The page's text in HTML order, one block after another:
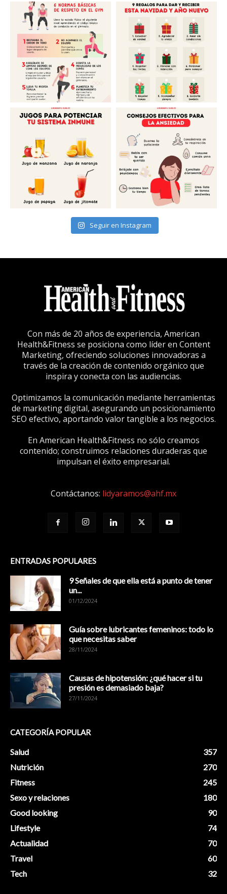
Seguir en Instagram
Con más de 20 años de experiencia, American
Health&Fitness se posiciona como líder en Content
Marketing, ofreciendo soluciones innovadoras a
través de la creación de contenido orgánico que
inspira y conecta con las audiencias.
Optimizamos la comunicación mediante herramientas
de marketing digital, asegurando un posicionamiento
SEO efectivo, aportando valor tangible a los negocios.
En American Health&Fitness no sólo creamos
contenido; construimos relaciones duraderas que
impulsan el éxito empresarial.
Contáctanos: lidyaramos@ahf.mx
ENTRADAS POPULARES
9 Señales de que ella está a punto de tener
un...
01/12/2024
Guía sobre lubricantes femeninos: todo lo
que necesitas saber
28/11/2024
Causas de hipotensión: ¿qué hacer si tu
presión es demasiado baja?
27/11/2024
CATEGORÍA POPULAR
Salud
357
Nutrición
270
Fitness
245
Sexo y relaciones
180
Good looking
90
Lifestyle
74
Actualidad
70
Travel
60
Tech
32